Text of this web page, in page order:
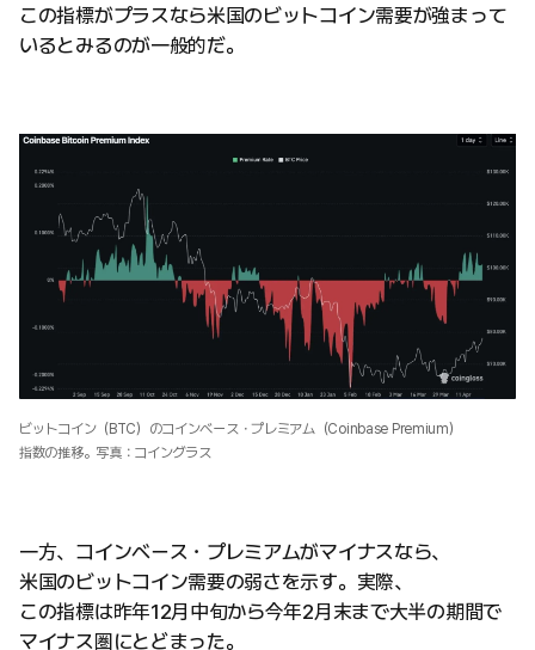
この指標がプラスなら米国のビットコイン需要が強まって
いるとみるのが一般的だ。
ビットコイン（BTC）のコインベース・プレミアム（Coinbase Premium）
指数の推移。写真：コイングラス
一方、コインベース・プレミアムがマイナスなら、
米国のビットコイン需要の弱さを示す。実際、
この指標は昨年12月中旬から今年2月末まで大半の期間で
マイナス圏にとどまった。